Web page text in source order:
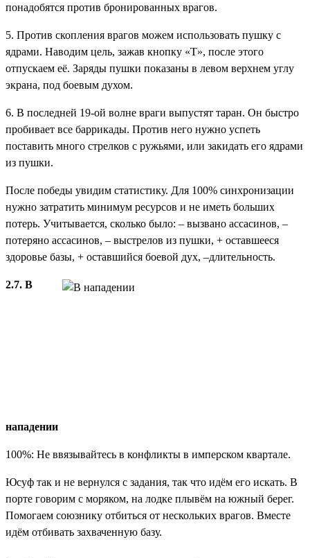
понадобятся против бронированных врагов.
5. Против скопления врагов можем использовать пушку с
ядрами. Наводим цель, зажав кнопку «T», после этого
отпускаем её. Заряды пушки показаны в левом верхнем углу
экрана, под боевым духом.
6. В последней 19-ой волне враги выпустят таран. Он быстро
пробивает все баррикады. Против него нужно успеть
поставить много стрелков с ружьями, или закидать его ядрами
из пушки.
После победы увидим статистику. Для 100% синхронизации
нужно затратить минимум ресурсов и не иметь больших
потерь. Учитывается, сколько было: – вызвано ассасинов, –
потеряно ассасинов, – выстрелов из пушки, + оставшееся
здоровье базы, + оставшийся боевой дух, –длительность.
2.7. В
нападении
100%: Не ввязывайтесь в конфликты в имперском квартале.
Юсуф так и не вернулся с задания, так что идём его искать. В
порте говорим с моряком, на лодке плывём на южный берег.
Помогаем союзнику отбиться от нескольких врагов. Вместе
идём отбивать захваченную базу.